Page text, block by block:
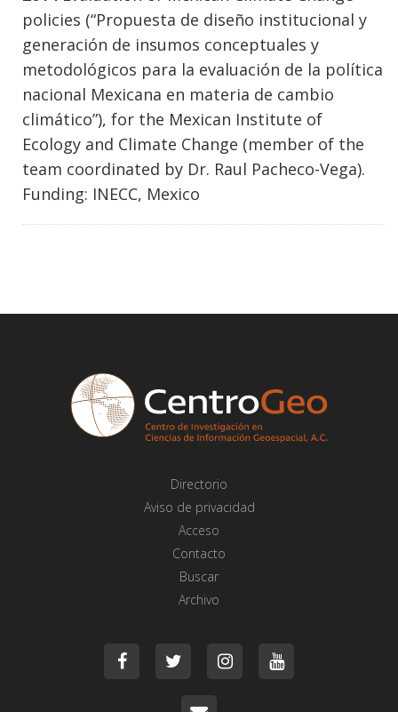
policies (“Propuesta de diseño institucional y
generación de insumos conceptuales y
metodológicos para la evaluación de la política
nacional Mexicana en materia de cambio
climático”), for the Mexican Institute of
Ecology and Climate Change (member of the
team coordinated by Dr. Raul Pacheco-Vega).
Funding: INECC, Mexico
Directorio
Aviso de privacidad
Acceso
Contacto
Buscar
Archivo